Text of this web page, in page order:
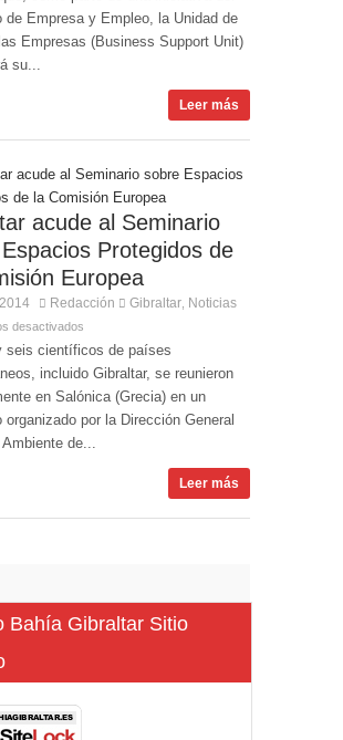
de Empresa y Empleo, la Unidad de
Empresas (Business Support Unit)
su...
Leer más
acude al Seminario
Protegidos de
Europea
Redacción Gibraltar Noticias
desactivados
seis científicos de países
incluido Gibraltar, se reunieron
en Salónica (Grecia) en un
organizado por la Dirección General
de...
Leer más
Bahía Gibraltar Sitio